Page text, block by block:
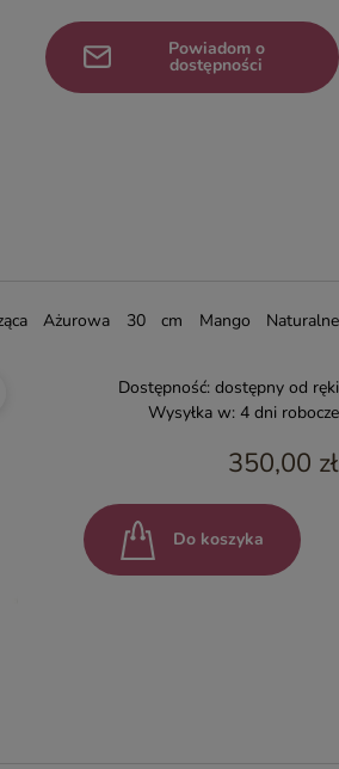
Powiadom o
dostępności
Ażurowa 30 cm Mango Naturalne
Dostępność: dostępny od ręki
Wysyłka w: 4 dni robocze
350,00 zł
Do koszyka